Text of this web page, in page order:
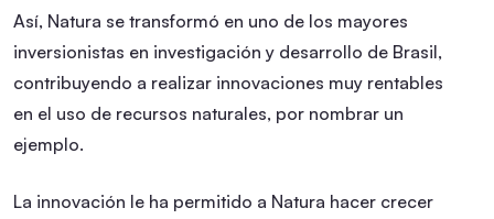
Así, Natura se transformó en uno de los mayores
inversionistas en investigación y desarrollo de Brasil,
contribuyendo a realizar innovaciones muy rentables
en el uso de recursos naturales, por nombrar un
ejemplo.
La innovación le ha permitido a Natura hacer crecer